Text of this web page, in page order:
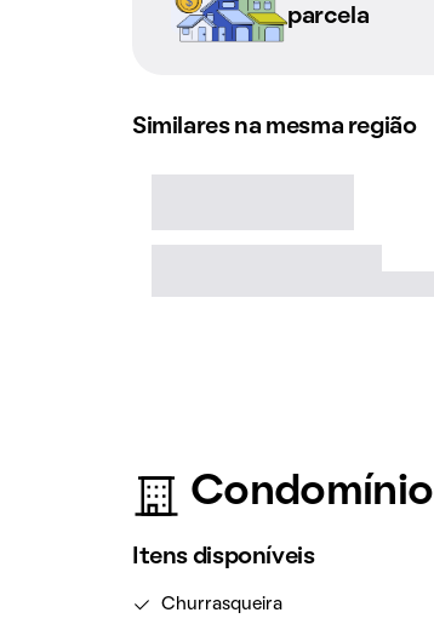
parcela
Similares na mesma região
Condomínio
Itens disponíveis
Churrasqueira